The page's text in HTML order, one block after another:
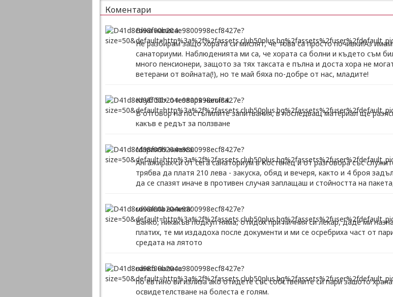
Коментари
Вика написа:
Не разбирам защо хората си мислят, че това са просто почивки!Аз
санаториуми. Наблюденията ми са, че хората са болни и където съм
много пенсионери, защото за тях таксата е пълна и доста хора не
ветерани от войната(!), но те май бяха по-добре от нас, младите!
Клуб 50+ отговаря написа:
В отговор на постъпилите запитвания, в последващ материал ще
какъв е редът за ползване
Мария99 написа:
Ангажирах си от сега санаториум в Костенец и от разговора със
трябва да платя 210 лева - закуска, обяд и вечеря, както и 4 броя
да се спазят иначе в противен случая заплащаш и стойността на
михаела написа:
Ванко, никакъв подкуп няма, отидох при личния си лекар, даде ми
платих, те ми издадоха после документи и ми се осребриха част от
средата на лятото
ванко написа:
по евтино ви излиза ако отидете със собствените си пари зашото
освидетелстване на болеста е голям.